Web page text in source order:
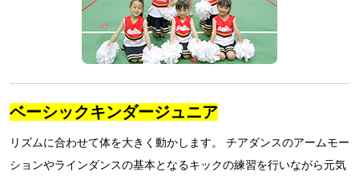
ベーシックキンダージュニア
リズムに合わせて体を大きく動かします。 チアダンスのアームモー
ションやラインダンスの基本となるキックの練習を行いながら元気